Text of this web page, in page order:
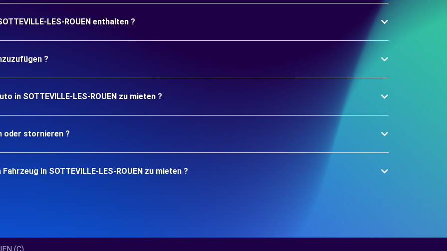
LES-ROUEN enthalten ?
?
in SOTTEVILLE-LES-ROUEN zu mieten ?
oder stornieren ?
in SOTTEVILLE-LES-ROUEN zu mieten ?